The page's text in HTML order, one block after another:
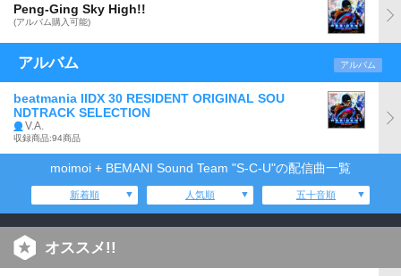
Peng-Ging Sky High!!
(アルバム購入可能)
アルバム アルバム
beatmania IIDX 30 RESIDENT ORIGINAL SOU
NDTRACK SELECTION
V.A.
収録商品:94商品
moimoi + BEMANI Sound Team "S-C-U"の配信曲一覧
新着順 人気順 五十音順
オススメ!!